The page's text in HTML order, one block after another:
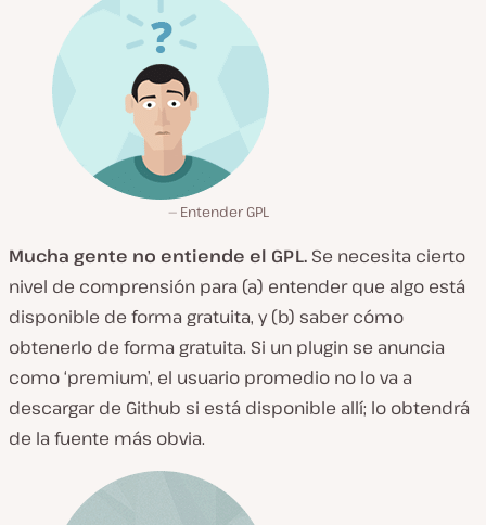
Entender GPL
Mucha gente no entiende el GPL. Se necesita cierto
nivel de comprensión para (a) entender que algo está
disponible de forma gratuita, y (b) saber cómo
obtenerlo de forma gratuita. Si un plugin se anuncia
como ‘premium’, el usuario promedio no lo va a
descargar de Github si está disponible allí; lo obtendrá
de la fuente más obvia.